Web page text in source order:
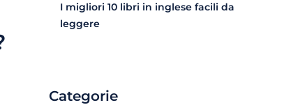
I migliori 10 libri in inglese facili da
leggere
Categorie